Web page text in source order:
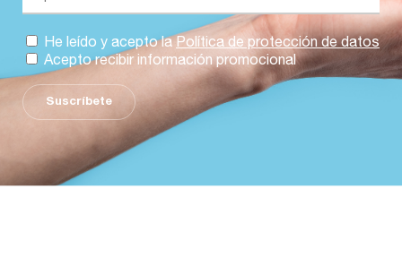
He leído y acepto la Política de protección de datos
Acepto recibir información promocional
Suscríbete